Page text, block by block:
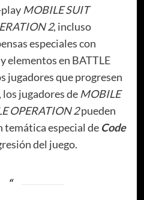
MOBILE SUIT
2, incluso
especiales con
elementos en BATTLE
jugadores que progresen
los jugadores de MOBILE
OPERATION 2pueden
temática especial de Code
del juego.